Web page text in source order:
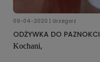
09-04-2020 | Grzegorz
ODŻYWKA DO PAZNOKCI
Kochani,